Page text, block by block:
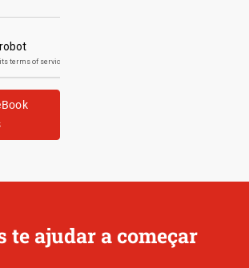
te ajudar a começar